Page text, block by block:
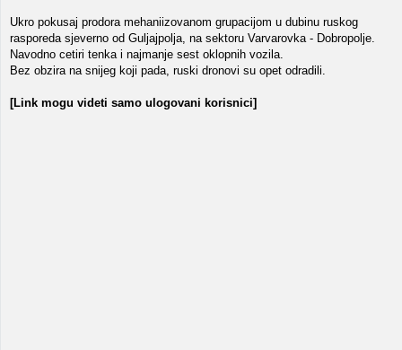
Ukro pokusaj prodora mehaniizovanom grupacijom u dubinu ruskog
rasporeda sjeverno od Guljajpolja, na sektoru Varvarovka - Dobropolje.
Navodno cetiri tenka i najmanje sest oklopnih vozila.
Bez obzira na snijeg koji pada, ruski dronovi su opet odradili.
[Link mogu videti samo ulogovani korisnici]